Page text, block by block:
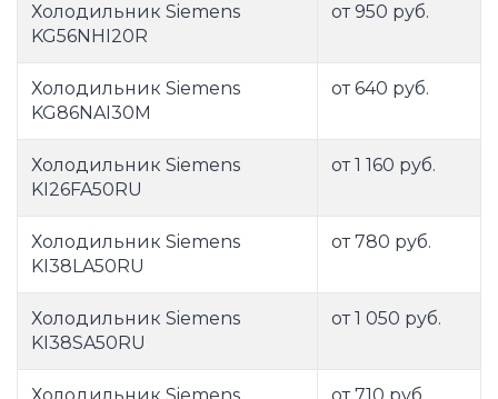
Холодильник Siemens
KG56NHI20R
от 950 руб.
Холодильник Siemens
KG86NAI30M
от 640 руб.
Холодильник Siemens
KI26FA50RU
от 1 160 руб.
Холодильник Siemens
KI38LA50RU
от 780 руб.
Холодильник Siemens
KI38SA50RU
от 1 050 руб.